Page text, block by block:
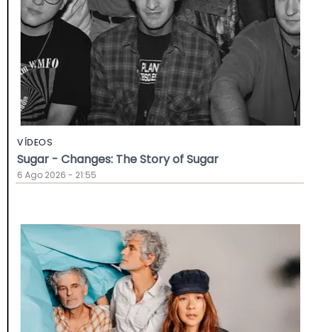
VÍDEOS
Sugar - Changes: The Story of Sugar
6 Ago 2026 - 21:55